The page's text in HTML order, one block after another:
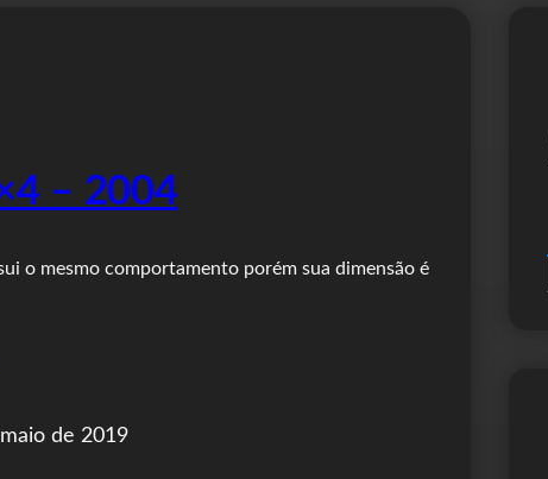
– 2004
o mesmo comportamento porém sua dimensão é
de 2019